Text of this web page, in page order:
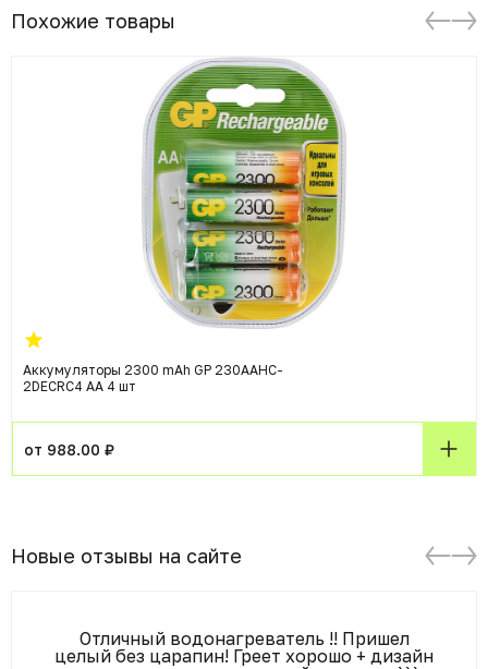
Похожие товары
Аккумуляторы 2300 mAh GP 230AAHC-
2DECRC4 AA 4 шт
от 988.00 ₽
Новые отзывы на сайте
Отличный водонагреватель !! Пришел
целый без царапин! Греет хорошо + дизайн